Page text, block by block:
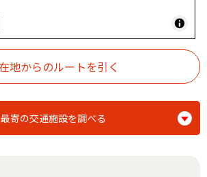
最寄の交通施設を調べる